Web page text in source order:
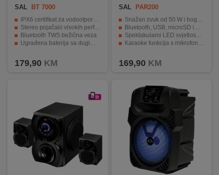
SAL BT 7000
IPX6 certifikat za vodootpornost
Stereo pojačalo visokih performansi
Bluetooth TWS bežična veza
Ugrađena baterija sa dugim trajanjem
179,90 KM
SAL PAR200
Snažan zvuk od 50 W i bogat bas
Bluetooth, USB, microSD i AUX – široke mogućnosti povezivanja
Spektakularni LED svjetlosni efekti s opcijom isključivanja
Karaoke funkcija s mikrofonom i kontrolom jeke
169,90 KM